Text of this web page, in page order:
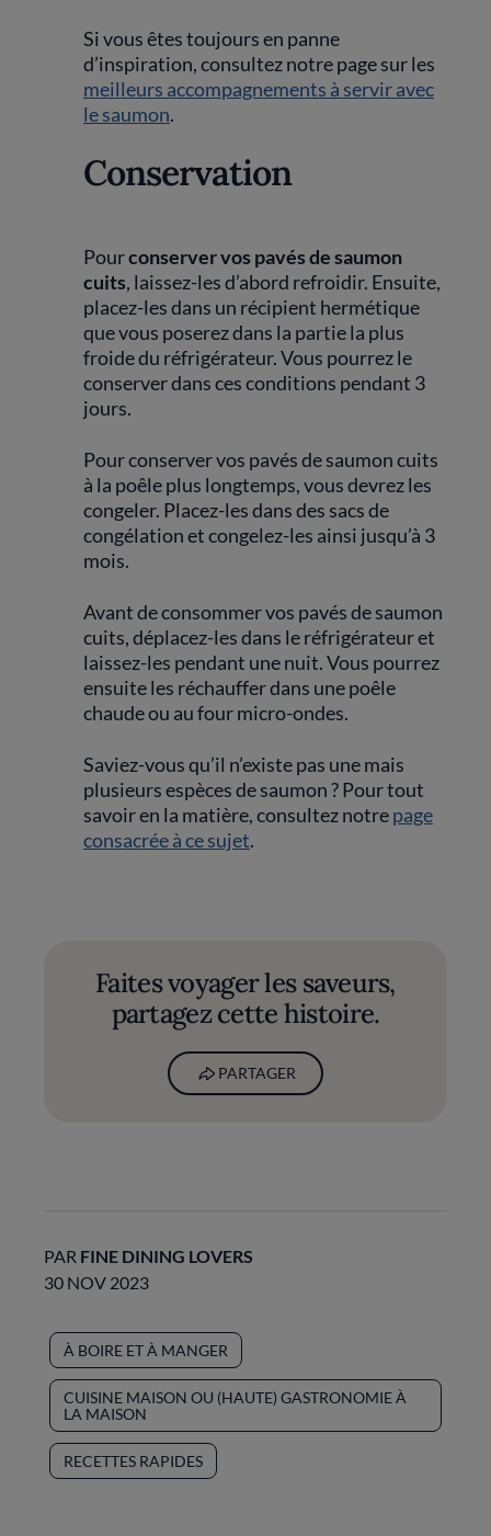
Si vous êtes toujours en panne
d’inspiration, consultez notre page sur les
meilleurs accompagnements à servir avec
le saumon.
Conservation
Pourconserver vos pavés de saumon
cuits, laissez-les d’abord refroidir. Ensuite,
placez-les dans un récipient hermétique
que vous poserez dans la partie la plus
froide du réfrigérateur. Vous pourrez le
conserver dans ces conditions pendant 3
jours.
Pour conserver vos pavés de saumon cuits
à la poêle plus longtemps, vous devrez les
congeler. Placez-les dans des sacs de
congélation et congelez-les ainsi jusqu’à 3
mois.
Avant de consommer vos pavés de saumon
cuits, déplacez-les dans le réfrigérateur et
laissez-les pendant une nuit. Vous pourrez
ensuite les réchauffer dans une poêle
chaude ou au four micro-ondes.
Saviez-vous qu’il n’existe pas une mais
plusieurs espèces de saumon ? Pour tout
savoir en la matière, consultez notrepage
consacrée à ce sujet.
Faites voyager les saveurs,
partagez cette histoire.
PARTAGER
PAR FINE DINING LOVERS
30 NOV 2023
À BOIRE ET À MANGER
CUISINE MAISON OU (HAUTE) GASTRONOMIE À
LA MAISON
RECETTES RAPIDES